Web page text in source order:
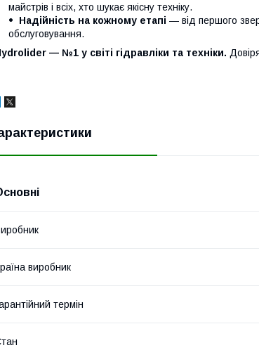
майстрів і всіх, хто шукає якісну техніку.
Надійність на кожному етапі — від першого
обслуговування.
— №1 у світі гідравліки та техніки.
виробник
термін